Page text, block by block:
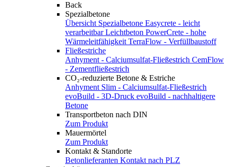
Back
Spezialbetone
Übersicht Spezialbetone Easycrete - leicht
verarbeitbar Leichtbeton PowerCrete - hohe
Wärmeleitfähigkeit TerraFlow - Verfüllbaustoff
Fließestriche
Anhyment - Calciumsulfat-Fließestrich CemFlow
- Zementfließestrich
CO₂-reduzierte Betone & Estriche
Anhyment Slim - Calciumsulfat-Fließestrich
evoBuild - 3D-Druck evoBuild - nachhaltigere
Betone
Transportbeton nach DIN
Zum Produkt
Mauermörtel
Zum Produkt
Kontakt & Standorte
Betonlieferanten Kontakt nach PLZ